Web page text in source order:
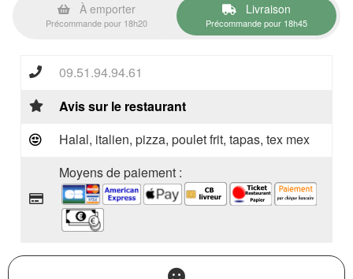
À emporter
Précommande pour 18h20
Livraison
Précommande pour 18h45
09.51.94.94.61
Avis sur le restaurant
Halal, italien, pizza, poulet frit, tapas, tex mex
Moyens de paiement :